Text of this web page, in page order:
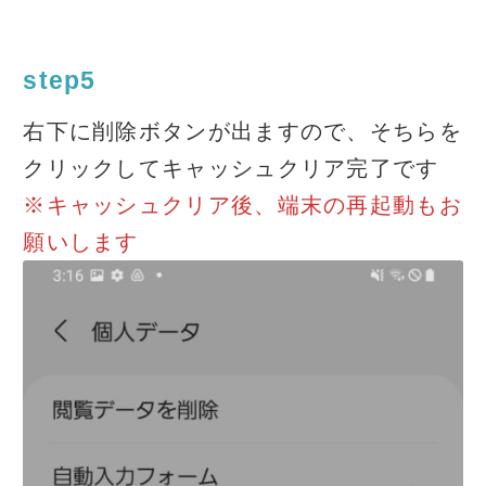
step5
右下に削除ボタンが出ますので、そちらを
クリックしてキャッシュクリア完了です
※キャッシュクリア後、端末の再起動もお
願いします